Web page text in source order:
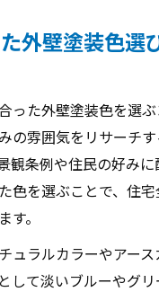
外壁塗装色選
った外壁塗装色を選
の雰囲気をリサーチ
観条例や住民の好み
色を選ぶことで、住
す。
ュラルカラーやアー
して淡いブルーやグ